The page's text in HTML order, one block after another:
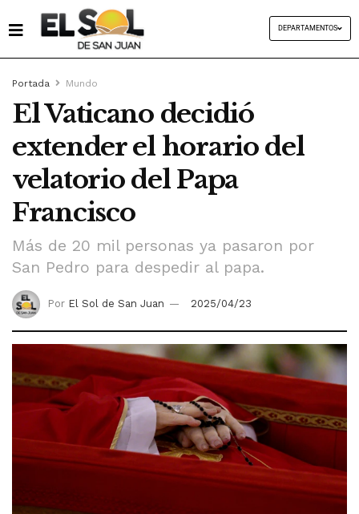
DEPARTAMENTOS
Portada Mundo
El Vaticano decidió
extender el horario del
velatorio del Papa
Francisco
Más de 20 mil personas ya pasaron por
San Pedro para despedir al papa.
Por El Sol de San Juan 2025/04/23